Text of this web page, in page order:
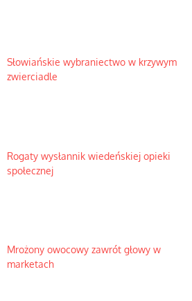
Słowiańskie wybraniectwo w krzywym
zwierciadle
Rogaty wysłannik wiedeńskiej opieki
społecznej
Mrożony owocowy zawrót głowy w
marketach